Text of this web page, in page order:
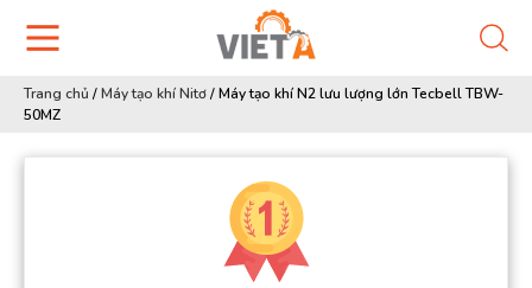
Trang chủ /Máy tạo khí Nitơ/Máy tạo khí N2 lưu lượng lớn Tecbell TBW-
50MZ